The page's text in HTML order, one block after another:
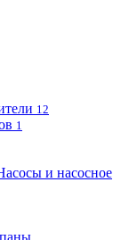
12
1
и насосное